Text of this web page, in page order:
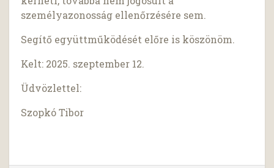
személyazonosság ellenőrzésére sem.
Segítő együttműködését előre is köszönöm.
Kelt: 2025. szeptember 12.
Üdvözlettel:
Szopkó Tibor